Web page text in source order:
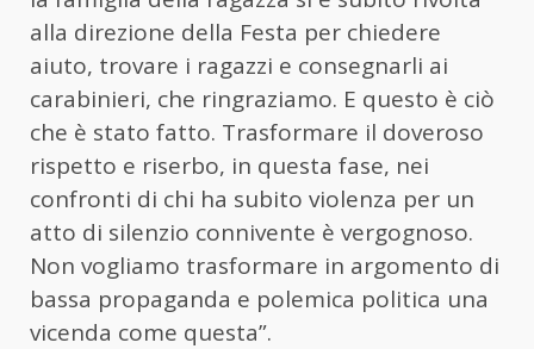
alla direzione della Festa per chiedere
aiuto, trovare i ragazzi e consegnarli ai
carabinieri, che ringraziamo. E questo è ciò
che è stato fatto. Trasformare il doveroso
rispetto e riserbo, in questa fase, nei
confronti di chi ha subito violenza per un
atto di silenzio connivente è vergognoso.
Non vogliamo trasformare in argomento di
bassa propaganda e polemica politica una
vicenda come questa”.